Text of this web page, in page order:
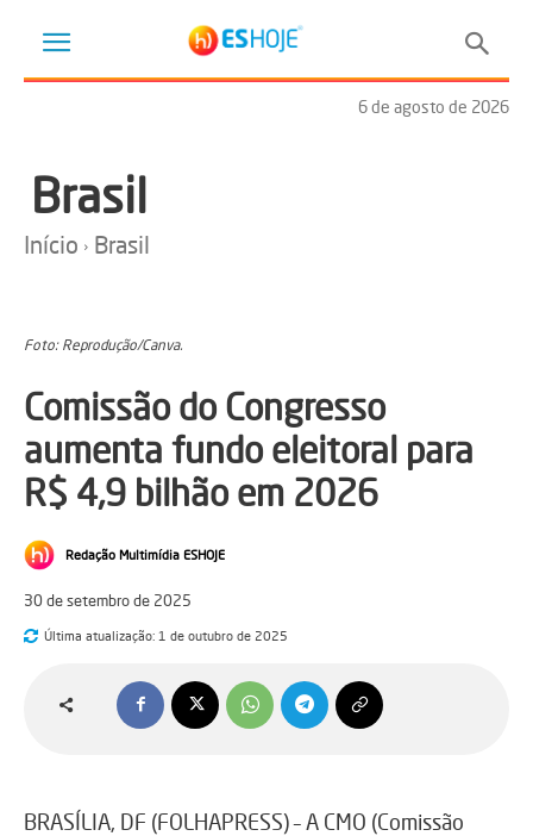
6 de agosto de 2026
Brasil
Início Brasil
Foto: Reprodução/Canva.
Comissão do Congresso
aumenta fundo eleitoral para
R$ 4,9 bilhão em 2026
Redação Multimídia ESHOJE
30 de setembro de 2025
Última atualização: 1 de outubro de 2025
BRASÍLIA, DF (FOLHAPRESS) – A CMO (Comissão